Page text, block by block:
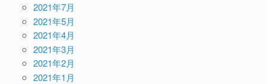
2021年7月
2021年5月
2021年4月
2021年3月
2021年2月
2021年1月